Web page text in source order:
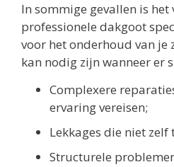
In sommige gevallen is
professionele dakgoot
voor het onderhoud van je
kan nodig zijn wanneer er
Complexere
ervaring vereisen;
Lekkages die niet zelf
Structurele